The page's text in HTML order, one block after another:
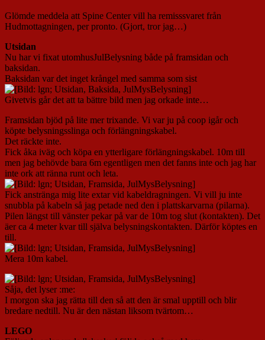
Glömde meddela att Spine Center vill ha remisssvaret från
Hudmottagningen, per pronto. (Gjort, tror jag…)
Utsidan
Nu har vi fixat utomhusJulBelysning både på framsidan och
baksidan.
Baksidan var det inget krångel med samma som sist
Givetvis går det att ta bättre bild men jag orkade inte…
Framsidan bjöd på lite mer trixande. Vi var ju på coop igår och
köpte belysningsslinga och förlängningskabel.
Det räckte inte.
Fick åka iväg och köpa en ytterligare förlängningskabel. 10m till
men jag behövde bara 6m egentligen men det fanns inte och jag har
inte ork att ränna runt och leta.
Fick anstränga mig lite extar vid kabeldragningen. Vi vill ju inte
snubbla på kabeln så jag petade ned den i plattskarvarna (pilarna).
Pilen längst till vänster pekar på var de 10m tog slut (kontakten). Det
äer ca 4 meter kvar till själva belysningskontakten. Därför köptes en
till.
Mera 10m kabel.
Såja, det lyser :me:
I morgon ska jag rätta till den så att den är smal upptill och blir
bredare nedtill. Nu är den nästan liksom tvärtom…
LEGO